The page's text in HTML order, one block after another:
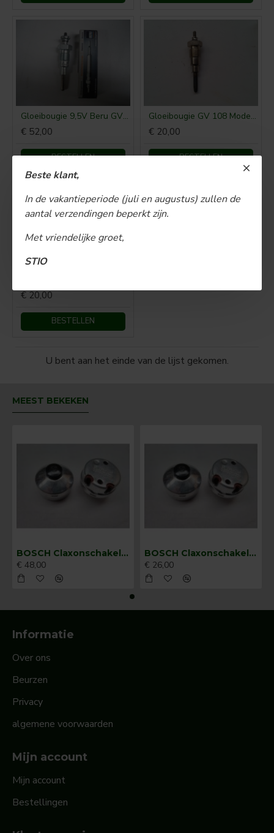
Beste klant,
In de vakantieperiode (juli en augustus) zullen de
aantal verzendingen beperkt zijn.
Met vriendelijke groet,
STIO
Gloeibougie 9,5V Beru GV108 (108MJ)
€ 52,00
BESTELLEN
Gloeibougie GV 108 Model Beru 9,5V
€ 20,00
BESTELLEN
BESTSELLER
€ 20,00
BESTELLEN
U bent aan het einde van de lijst gekomen.
MEEST BEKEKEN
BOSCH Claxonschakelaar opbouw ⌀ 35 mm 0343013001
€ 48,00
BOSCH Claxonschakelaar opbouw ⌀26 mm 0343007001
€ 26,00
Informatie
Over ons
Beurzen
Privacy
algemene voorwaarden
Mijn account
Mijn account
Bestellingen